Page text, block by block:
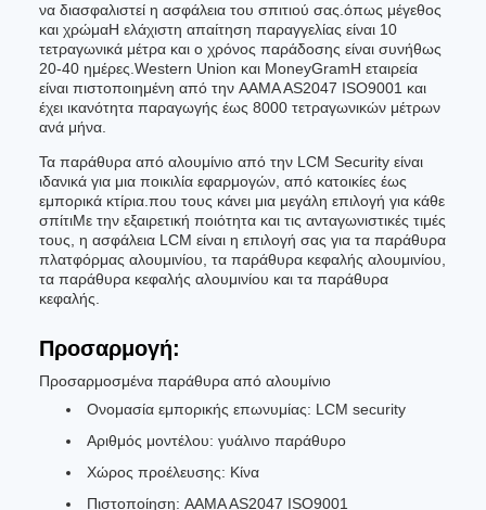
να διασφαλιστεί η ασφάλεια του σπιτιού σας.όπως μέγεθος
και χρώμαΗ ελάχιστη απαίτηση παραγγελίας είναι 10
τετραγωνικά μέτρα και ο χρόνος παράδοσης είναι συνήθως
20-40 ημέρες.Western Union και MoneyGramΗ εταιρεία
είναι πιστοποιημένη από την AAMA AS2047 ISO9001 και
έχει ικανότητα παραγωγής έως 8000 τετραγωνικών μέτρων
ανά μήνα.
Τα παράθυρα από αλουμίνιο από την LCM Security είναι
ιδανικά για μια ποικιλία εφαρμογών, από κατοικίες έως
εμπορικά κτίρια.που τους κάνει μια μεγάλη επιλογή για κάθε
σπίτιΜε την εξαιρετική ποιότητα και τις ανταγωνιστικές τιμές
τους, η ασφάλεια LCM είναι η επιλογή σας για τα παράθυρα
πλατφόρμας αλουμινίου, τα παράθυρα κεφαλής αλουμινίου,
τα παράθυρα κεφαλής αλουμινίου και τα παράθυρα
κεφαλής.
Προσαρμογή:
Προσαρμοσμένα παράθυρα από αλουμίνιο
Ονομασία εμπορικής επωνυμίας: LCM security
Αριθμός μοντέλου: γυάλινο παράθυρο
Χώρος προέλευσης: Κίνα
Πιστοποίηση: AAMA AS2047 ISO9001